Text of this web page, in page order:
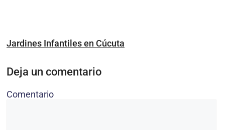
Jardines Infantiles en Cúcuta
Deja un comentario
Comentario